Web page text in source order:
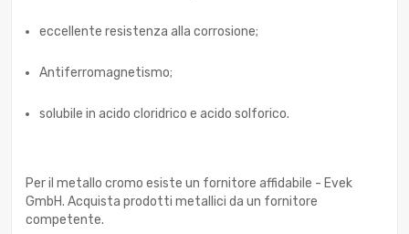
eccellente resistenza alla corrosione;
Antiferromagnetismo;
solubile in acido cloridrico e acido solforico.
Per il metallo cromo esiste un fornitore affidabile - Evek
GmbH. Acquista prodotti metallici da un fornitore
competente.